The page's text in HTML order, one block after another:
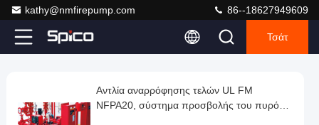
kathy@nmfirepump.com 86--18627949609
Τσάτ
Video
αναρρόφησης
Αντλία αναρρόφησης τελών UL FM
NFPA20, σύστημα προσβολής του πυρός